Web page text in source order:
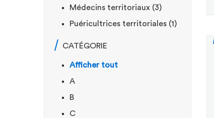
Médecins territoriaux (3)
Puéricultrices territoriales (1)
CATÉGORIE
Afficher tout
A
B
C